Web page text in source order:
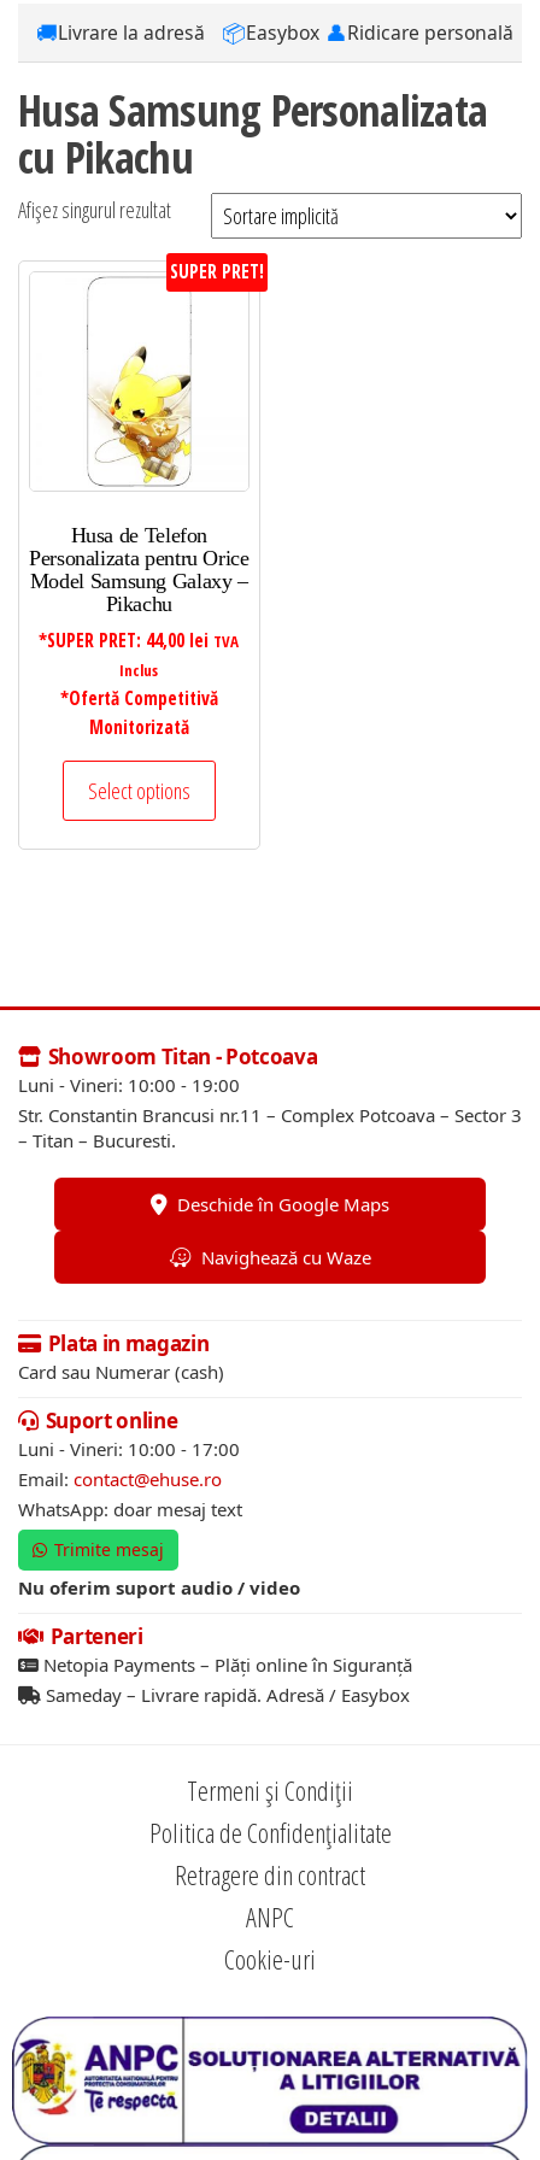
🚚Livrare la adresă 📦Easybox 👤Ridicare personală
Husa Samsung Personalizata
cu Pikachu
Afișez singurul rezultat
SUPER PRET!
Husa de Telefon
Personalizata pentru Orice
Model Samsung Galaxy –
Pikachu
*SUPER PRET: 44,00 lei TVA
Inclus
*Ofertă Competitivă
Monitorizată
Select options
Showroom Titan - Potcoava
Luni - Vineri: 10:00 - 19:00
Str. Constantin Brancusi nr.11 – Complex Potcoava – Sector 3
– Titan – Bucuresti.
Deschide în Google Maps
Navighează cu Waze
Plata in magazin
Card sau Numerar (cash)
Suport online
Luni - Vineri: 10:00 - 17:00
Email: contact@ehuse.ro
WhatsApp: doar mesaj text
Trimite mesaj
Nu oferim suport audio / video
Parteneri
Netopia Payments – Plăți online în Siguranță
Sameday – Livrare rapidă. Adresă / Easybox
Termeni și Condiții
Politica de Confidențialitate
Retragere din contract
ANPC
Cookie-uri